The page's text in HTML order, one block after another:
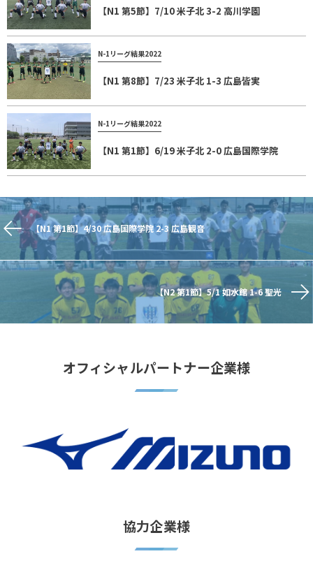
【N1 第5節】7/10 米子北 3-2 高川学園
N-1リーグ結果2022
【N1 第8節】7/23 米子北 1-3 広島皆実
N-1リーグ結果2022
【N1 第1節】6/19 米子北 2-0 広島国際学院
【N1 第1節】4/30 広島国際学院 2-3 広島観音
【N2 第1節】5/1 如水館 1-6 聖光
オフィシャルパートナー企業様
協力企業様